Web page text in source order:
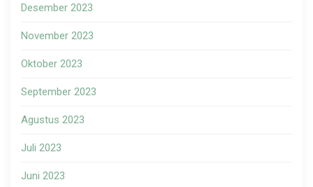
Desember 2023
November 2023
Oktober 2023
September 2023
Agustus 2023
Juli 2023
Juni 2023